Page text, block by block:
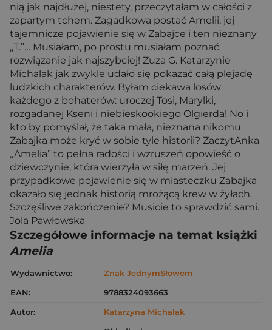
nią jak najdłużej, niestety, przeczytałam w całości z
zapartym tchem. Zagadkowa postać Amelii, jej
tajemnicze pojawienie się w Zabajce i ten nieznany
„T.”… Musiałam, po prostu musiałam poznać
rozwiązanie jak najszybciej! Zuza G. Katarzynie
Michalak jak zwykle udało się pokazać całą plejadę
ludzkich charakterów. Byłam ciekawa losów
każdego z bohaterów: uroczej Tosi, Marylki,
rozgadanej Kseni i niebieskookiego Olgierda! No i
kto by pomyślał, że taka mała, nieznana nikomu
Zabajka może kryć w sobie tyle historii? ZaczytAnka
„Amelia” to pełna radości i wzruszeń opowieść o
dziewczynie, która wierzyła w siłę marzeń. Jej
przypadkowe pojawienie się w miasteczku Zabajka
okazało się jednak historią mrożącą krew w żyłach.
Szczęśliwe zakończenie? Musicie to sprawdzić sami.
Jola Pawłowska
Szczegółowe informacje na temat książki
Amelia
Wydawnictwo:
Znak JednymSłowem
EAN:
9788324093663
Autor:
Katarzyna Michalak